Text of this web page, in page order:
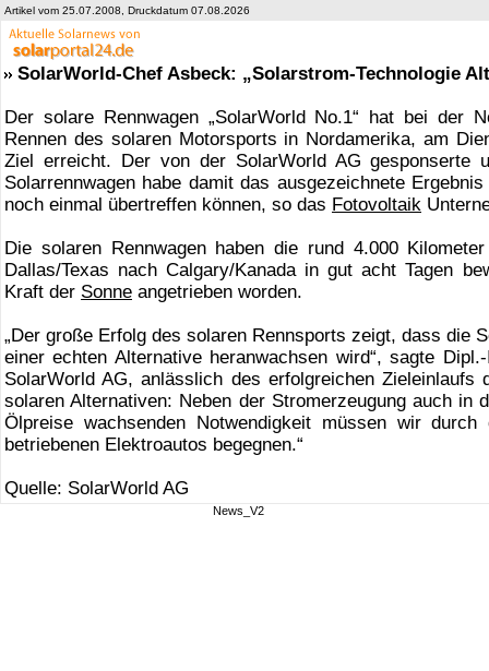
Artikel vom 25.07.2008, Druckdatum 07.08.2026
SolarWorld-Chef Asbeck: „Solarstrom-Technologie
Der solare Rennwagen „SolarWorld No.1“ hat bei der
Rennen des solaren Motorsports in Nordamerika, am
Ziel erreicht. Der von der SolarWorld AG gesponserte
Solarrennwagen habe damit das ausgezeichnete
noch einmal übertreffen können, so das Fotovoltaik
Die solaren Rennwagen haben die rund 4.000
Dallas/Texas nach Calgary/Kanada in gut acht Tagen
Kraft der Sonne angetrieben worden.
„Der große Erfolg des solaren Rennsports zeigt, dass die
einer echten Alternative heranwachsen wird“, sagte
SolarWorld AG, anlässlich des erfolgreichen
solaren Alternativen: Neben der Stromerzeugung auch in
Ölpreise wachsenden Notwendigkeit müssen wir
betriebenen Elektroautos begegnen.“
Quelle: SolarWorld AG
News_V2